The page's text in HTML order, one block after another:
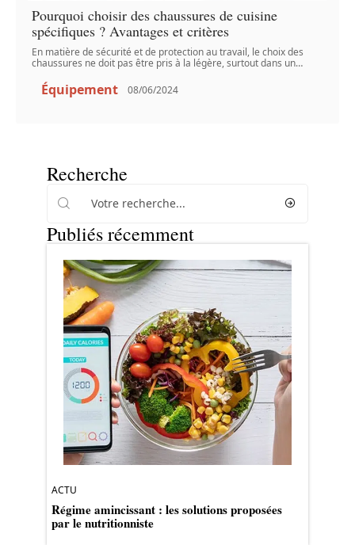
Pourquoi choisir des chaussures de cuisine
spécifiques ? Avantages et critères
En matière de sécurité et de protection au travail, le choix des
chaussures ne doit pas être pris à la légère, surtout dans un…
Équipement 08/06/2024
Recherche
Publiés récemment
ACTU
Régime amincissant : les solutions proposées
par le nutritionniste